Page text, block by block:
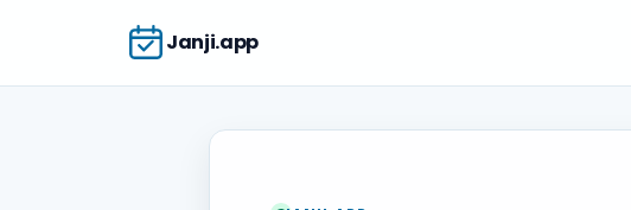
Janji.app